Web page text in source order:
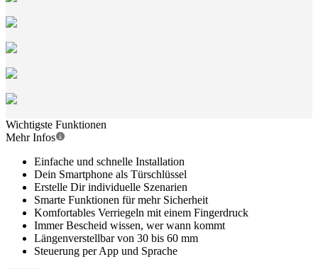
Wichtigste Funktionen
Mehr Infos
Einfache und schnelle Installation
Dein Smartphone als Türschlüssel
Erstelle Dir individuelle Szenarien
Smarte Funktionen für mehr Sicherheit
Komfortables Verriegeln mit einem Fingerdruck
Immer Bescheid wissen, wer wann kommt
Längenverstellbar von 30 bis 60 mm
Steuerung per App und Sprache